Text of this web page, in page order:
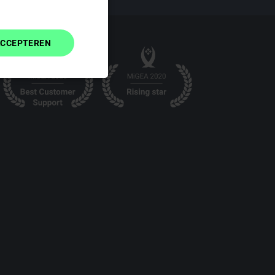
DANISH
Niet-
geclassificeerd
en accountbeheer.
voor het